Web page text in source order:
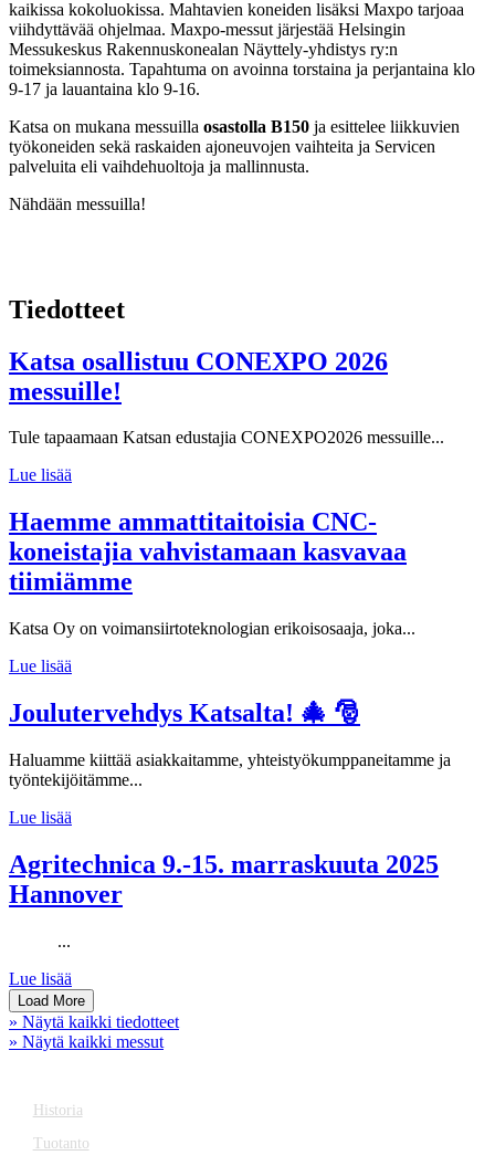
kaikissa kokoluokissa. Mahtavien koneiden lisäksi Maxpo tarjoaa
viihdyttävää ohjelmaa. Maxpo-messut järjestää Helsingin
Messukeskus Rakennuskonealan Näyttely-yhdistys ry:n
toimeksiannosta. Tapahtuma on avoinna torstaina ja perjantaina klo
9-17 ja lauantaina klo 9-16.
Katsa on mukana messuilla osastolla B150 ja esittelee liikkuvien
työkoneiden sekä raskaiden ajoneuvojen vaihteita ja Servicen
palveluita eli vaihdehuoltoja ja mallinnusta.
Nähdään messuilla!
Tiedotteet
Katsa osallistuu CONEXPO 2026
messuille!
Tule tapaamaan Katsan edustajia CONEXPO2026 messuille...
Lue lisää
Haemme ammattitaitoisia CNC-
koneistajia vahvistamaan kasvavaa
tiimiämme
Katsa Oy on voimansiirtoteknologian erikoisosaaja, joka...
Lue lisää
Joulutervehdys Katsalta! 🎄 🎅
Haluamme kiittää asiakkaitamme, yhteistyökumppaneitamme ja
työntekijöitämme...
Lue lisää
Agritechnica 9.-15. marraskuuta 2025
Hannover
...
Lue lisää
Load More
» Näytä kaikki tiedotteet
» Näytä kaikki messut
Historia
Tuotanto